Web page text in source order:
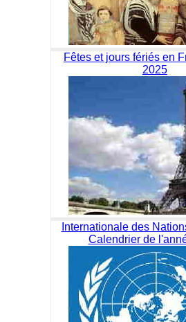
Fêtes et jours fériés en
2025
Internationale des
Calendrier de